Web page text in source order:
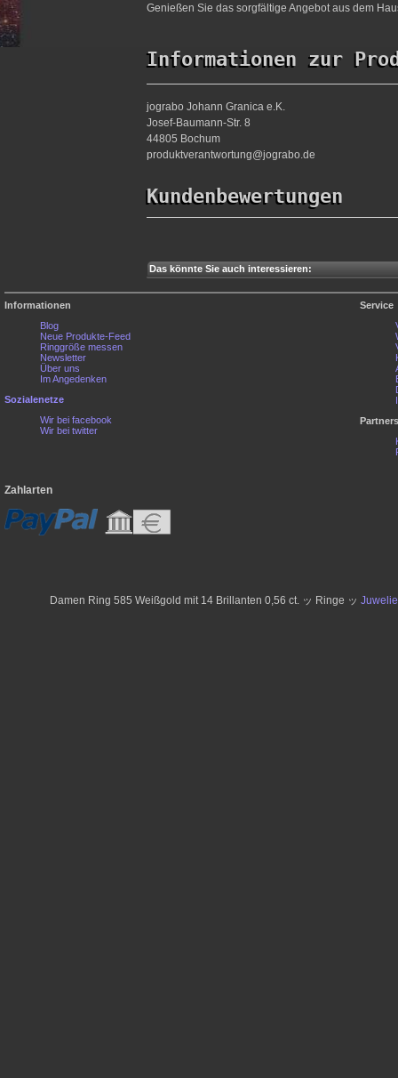
Genießen Sie das sorgfältige Angebot aus dem
Informationen zur
jograbo Johann Granica e.K.
Josef-Baumann-Str. 8
44805 Bochum
produktverantwortung@jograbo.de
Kundenbewertungen
Das könnte Sie auch interessieren:
Informationen
Blog
Neue Produkte-Feed
Ringgröße messen
Newsletter
Über uns
Im Angedenken
Sozialenetze
Wir bei facebook
Wir bei twitter
Service
Zahlarten
Damen Ring 585 Weißgold mit 14 Brillanten 0,56 ct. ッ Ringe ッ